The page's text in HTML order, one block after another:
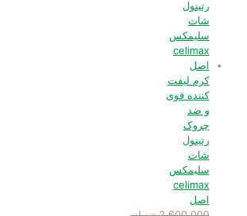
کرم لیفت
کننده قوی
و ضد
چروک
رتینول
شات
سلیمکس
celimax
اصل